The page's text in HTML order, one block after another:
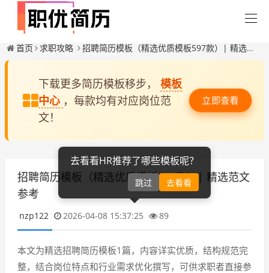
首页 求职攻略 招聘简历模板（精选优质模板597款）| 精选范文参考
下载更多简历模板移步， 模板
中心 ，每款均有对应岗位范
文！
立即查看
招聘简历模板（精选优质模板597款）| 精选范文
参考
nzp122 2026-04-08 15:37:25 89
本文为精选招聘简历模板1篇，内容详实优质，结构规范完
整，结合岗位特点和行业需求优化撰写，可供求职者直接参
去看看HR推荐了哪些模板呢？
跳过 去看看